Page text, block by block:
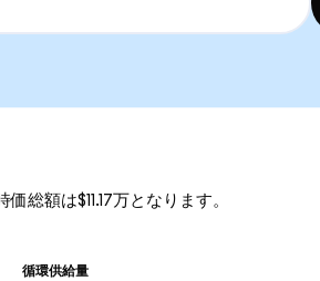
総額は$11.17万となります。
循環供給量